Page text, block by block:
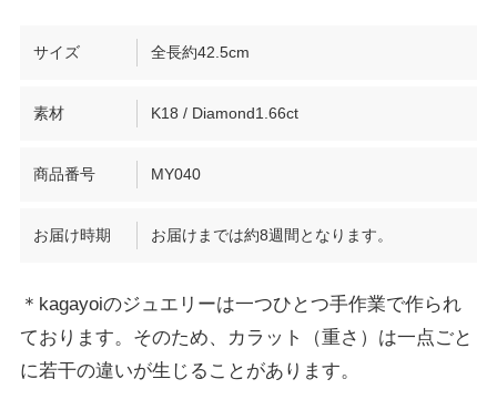
サイズ 全長約42.5cm
素材 K18 / Diamond1.66ct
商品番号 MY040
お届け時期 お届けまでは約8週間となります。
＊kagayoiのジュエリーは一つひとつ手作業で作られ
ております。そのため、カラット（重さ）は一点ごと
に若干の違いが生じることがあります。